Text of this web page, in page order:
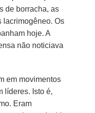
de borracha, as
lacrimogêneo. Os
hoje. A
não noticiava
em movimentos
líderes. Isto é,
Eram